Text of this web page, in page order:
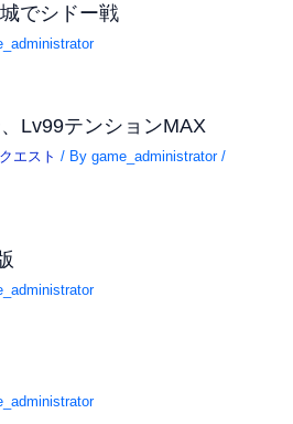
でシドー戦
Lv99テンションMAX
エスト / Bygame_administrator/